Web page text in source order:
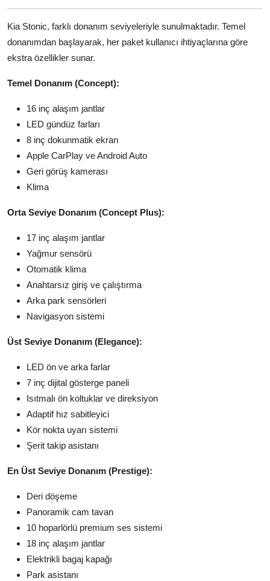
Kia Stonic, farklı donanım seviyeleriyle sunulmaktadır. Temel
donanımdan başlayarak, her paket kullanıcı ihtiyaçlarına göre
ekstra özellikler sunar.
Temel Donanım (Concept):
16 inç alaşım jantlar
LED gündüz farları
8 inç dokunmatik ekran
Apple CarPlay ve Android Auto
Geri görüş kamerası
Klima
Orta Seviye Donanım (Concept Plus):
17 inç alaşım jantlar
Yağmur sensörü
Otomatik klima
Anahtarsız giriş ve çalıştırma
Arka park sensörleri
Navigasyon sistemi
Üst Seviye Donanım (Elegance):
LED ön ve arka farlar
7 inç dijital gösterge paneli
Isıtmalı ön koltuklar ve direksiyon
Adaptif hız sabitleyici
Kör nokta uyarı sistemi
Şerit takip asistanı
En Üst Seviye Donanım (Prestige):
Deri döşeme
Panoramik cam tavan
10 hoparlörlü premium ses sistemi
18 inç alaşım jantlar
Elektrikli bagaj kapağı
Park asistanı